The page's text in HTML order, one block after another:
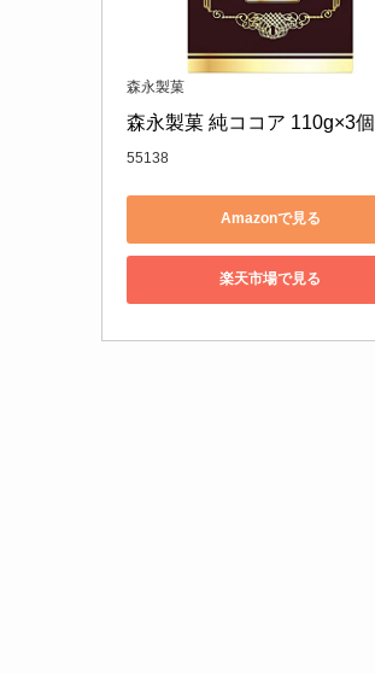
森永製菓
森永製菓 純ココア 110g×3個
55138
Amazonで見る
楽天市場で見る